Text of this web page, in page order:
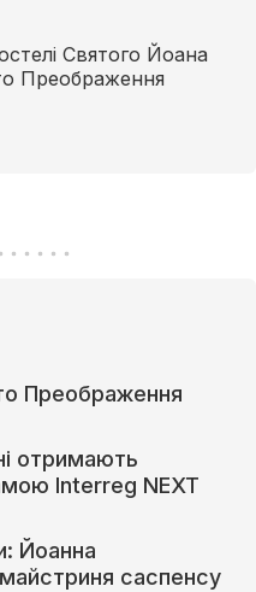
Interreg NEXT
стали
Фонду малих
NEXT Польща–
фінансування
Преображення
отримають
Interreg NEXT
Йоанна
саспенсу